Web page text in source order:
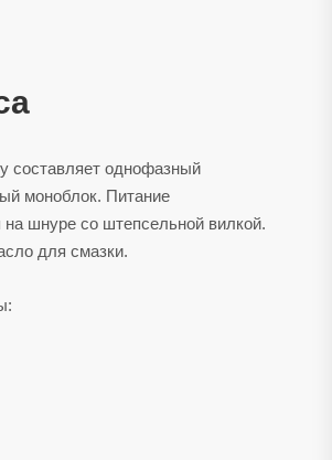
составляет однофазный
моноблок. Питание
на шнуре со штепсельной вилкой.
для смазки.